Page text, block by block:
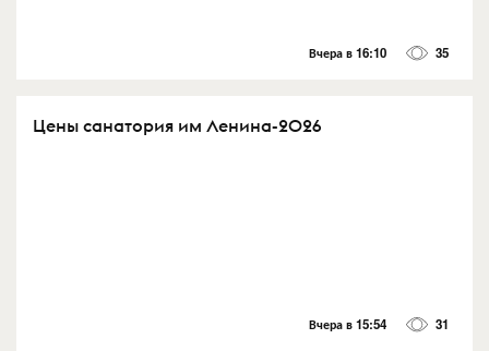
Вчера в 16:10 35
Цены санатория им Ленина-2026
Вчера в 15:54 31